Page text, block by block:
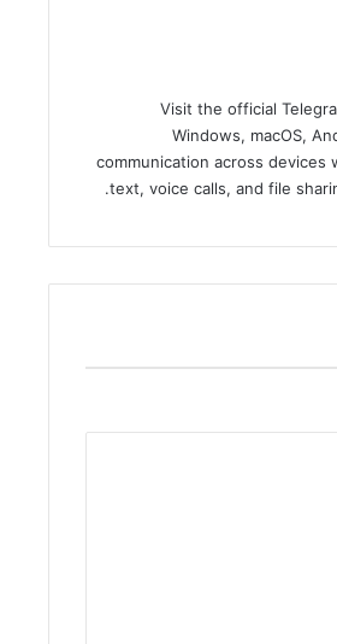
Visit the official
Windows, macOS,
communication across devices
text, voice calls, and file